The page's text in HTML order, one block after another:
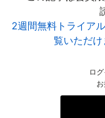
2週間無料トライア
覧いただ
ロ